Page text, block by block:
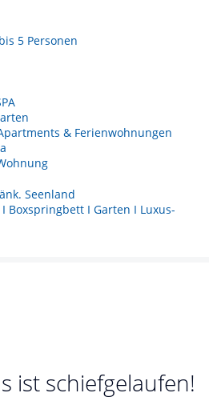
5 Personen
& Ferienwohnungen
Seenland
Boxspringbett I Garten I Luxus-
ist schiefgelaufen!